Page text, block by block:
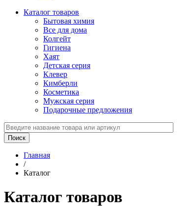
Каталог товаров
Бытовая химия
Все для дома
Колгейт
Гигиена
Хаят
Детская серия
Клевер
Кимберли
Косметика
Мужская серия
Подарочные предложения
Главная
/
Каталог
Каталог товаров